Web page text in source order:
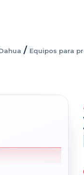
/ Equipos para